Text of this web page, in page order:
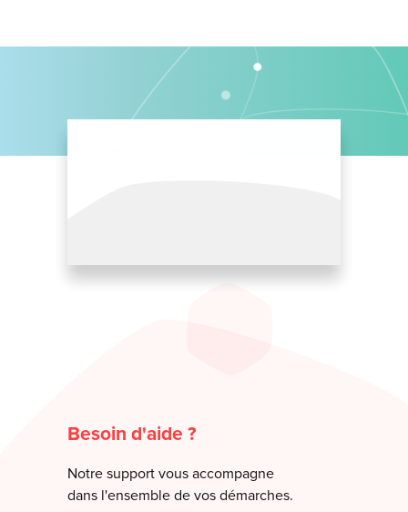
Besoin d'aide ?
Notre support vous accompagne
dans l'ensemble de vos démarches.